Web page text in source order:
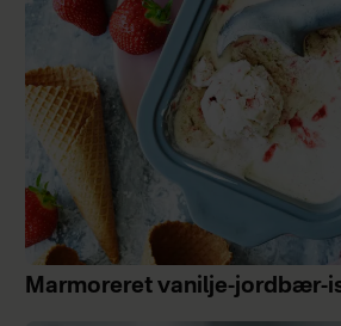
Marmoreret vanilje-jordbær-